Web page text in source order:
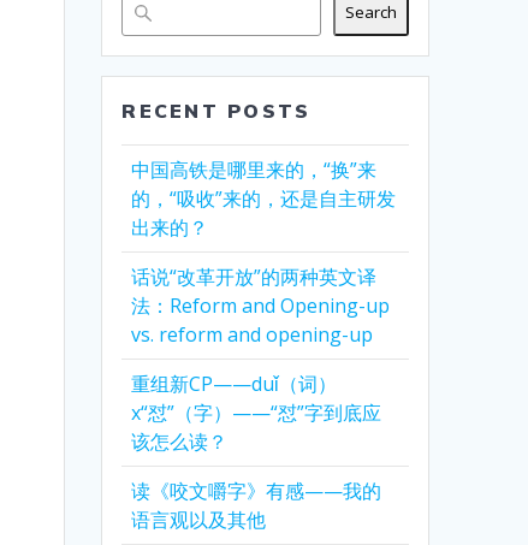
Search
RECENT POSTS
中国高铁是哪里来的，“换”来
的，“吸收”来的，还是自主研发
出来的？
话说“改革开放”的两种英文译
法：Reform and Opening-up
vs. reform and opening-up
重组新CP——duǐ（词）
x“怼”（字）——“怼”字到底应
该怎么读？
读《咬文嚼字》有感——我的
语言观以及其他